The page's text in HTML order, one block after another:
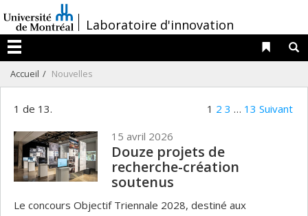
au
contenu
/Laboratoire d'innovation
Menu
Liens
Accueil Nouvelles
1 de 13. 1 2 3 … 13 Suivant
15 avril 2026
Douze projets de
recherche-création
soutenus
Le concours Objectif Triennale 2028, destiné aux